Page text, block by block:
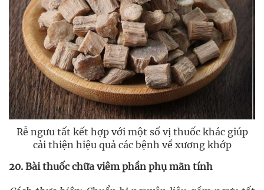
Rễ ngưu tất kết hợp với một số vị thuốc khác giúp
cải thiện hiệu quả các bệnh về xương khớp
20. Bài thuốc chữa viêm phần phụ mãn tính